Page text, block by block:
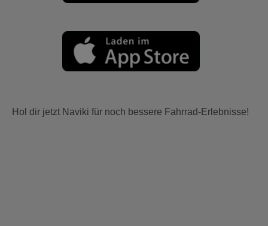
Hol dir jetzt Naviki für noch bessere Fahrrad-Erlebnisse!